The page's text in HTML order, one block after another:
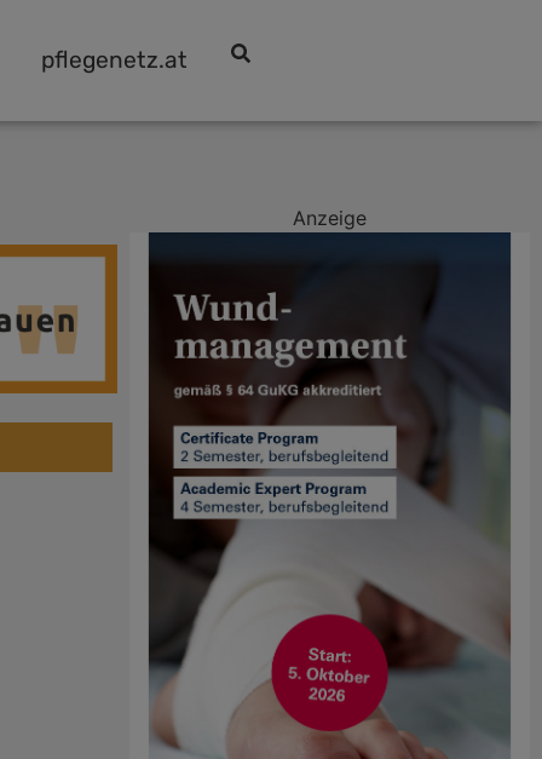
pflegenetz.at
Anzeige